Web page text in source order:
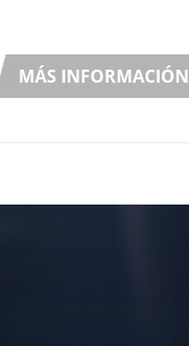
este sector.
MÁS INFORMACIÓN